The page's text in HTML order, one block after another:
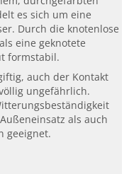
es sich um eine
Durch die knotenlose
eine geknotete
formstabil.
auch der Kontakt
ungefährlich.
als auch
geeignet.